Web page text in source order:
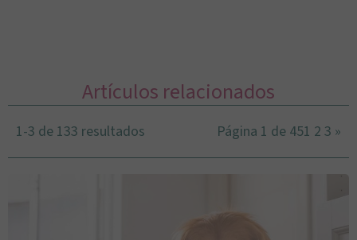
Artículos relacionados
1-3 de 133 resultados Página 1 de 451 2 3 »